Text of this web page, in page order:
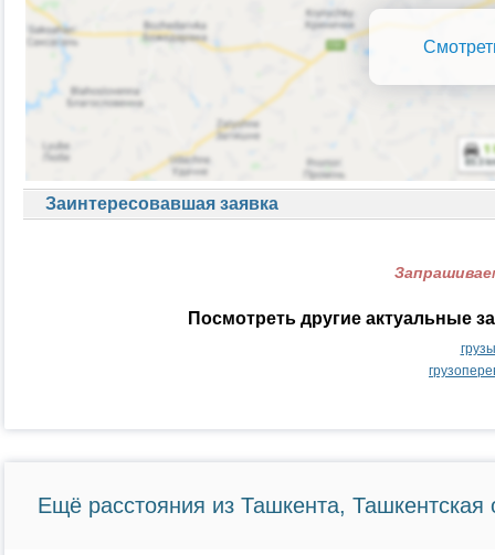
Заинтересовавшая заявка
Посмотреть другие актуальные
Ещё расстояния из Ташкента, Ташкентская